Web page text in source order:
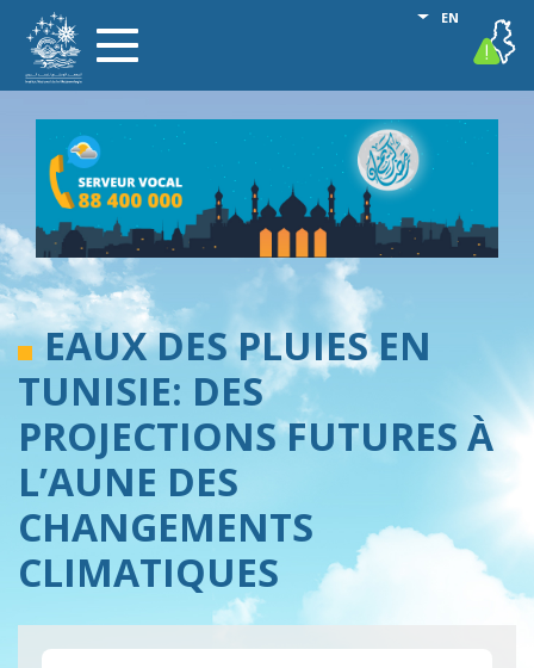
main
Toggle
navigation
EN
List
vigilance
EAUX DES PLUIES EN
TUNISIE: DES
PROJECTIONS FUTURES À
L’AUNE DES
CHANGEMENTS
CLIMATIQUES